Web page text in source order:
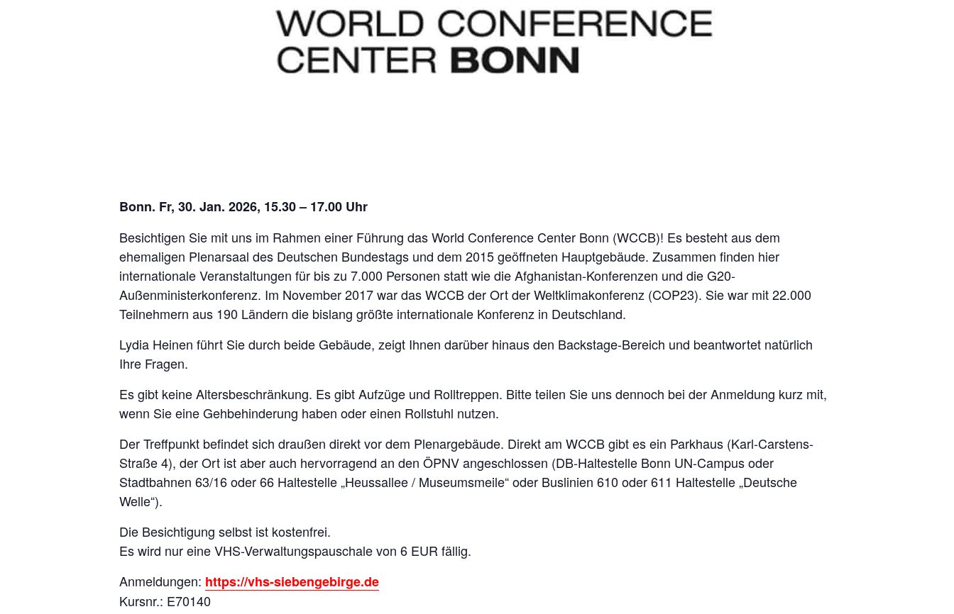
Bonn. Fr, 30. Jan. 2026, 15.30 – 17.00 Uhr
Besichtigen Sie mit uns im Rahmen einer Führung das World Conference Center Bonn (WCCB)! Es besteht aus dem
ehemaligen Plenarsaal des Deutschen Bundestags und dem 2015 geöffneten Hauptgebäude. Zusammen finden hier
internationale Veranstaltungen für bis zu 7.000 Personen statt wie die Afghanistan-Konferenzen und die G20-
Außenministerkonferenz. Im November 2017 war das WCCB der Ort der Weltklimakonferenz (COP23). Sie war mit 22.000
Teilnehmern aus 190 Ländern die bislang größte internationale Konferenz in Deutschland.
Lydia Heinen führt Sie durch beide Gebäude, zeigt Ihnen darüber hinaus den Backstage-Bereich und beantwortet natürlich
Ihre Fragen.
Es gibt keine Altersbeschränkung. Es gibt Aufzüge und Rolltreppen. Bitte teilen Sie uns dennoch bei der Anmeldung kurz mit,
wenn Sie eine Gehbehinderung haben oder einen Rollstuhl nutzen.
Der Treffpunkt befindet sich draußen direkt vor dem Plenargebäude. Direkt am WCCB gibt es ein Parkhaus (Karl-Carstens-
Straße 4), der Ort ist aber auch hervorragend an den ÖPNV angeschlossen (DB-Haltestelle Bonn UN-Campus oder
Stadtbahnen 63/16 oder 66 Haltestelle „Heussallee / Museumsmeile“ oder Buslinien 610 oder 611 Haltestelle „Deutsche
Welle“).
Die Besichtigung selbst ist kostenfrei.
Es wird nur eine VHS-Verwaltungspauschale von 6 EUR fällig.
Anmeldungen: https://vhs-siebengebirge.de
Kursnr.: E70140